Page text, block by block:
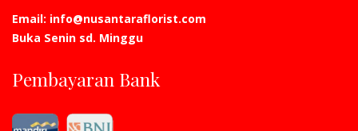
Email: info@nusantaraflorist.com
Buka Senin sd. Minggu
Pembayaran Bank